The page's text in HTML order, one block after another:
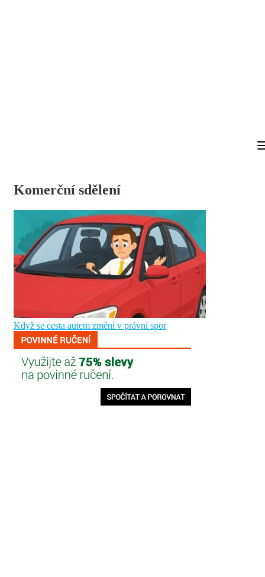
Komerční sdělení
Když se cesta autem změní v právní spor